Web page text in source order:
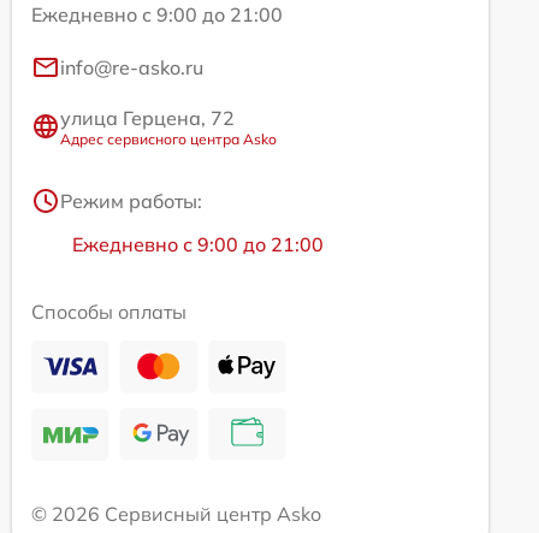
Ежедневно с 9:00 до 21:00
info@re-asko.ru
улица Герцена, 72
Адрес сервисного центра Asko
Режим работы:
Ежедневно с 9:00 до 21:00
Способы оплаты
© 2026 Сервисный центр Asko